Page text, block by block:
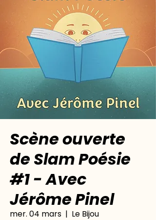
Scène ouverte
de Slam Poésie
#1 - Avec
Jérôme Pinel
mer. 04 mars
  |
Le Bijou